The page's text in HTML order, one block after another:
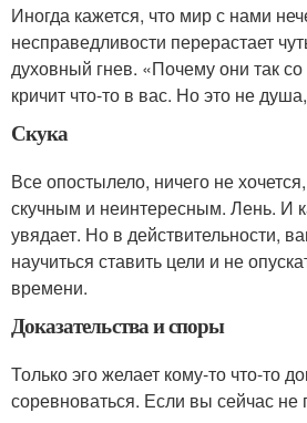
Иногда кажется, что мир с нами
несправедливости перерастает
духовный гнев. «Почему они так
кричит что-то в вас. Но это не
Скука
Все опостылело, ничего не
скучным и неинтересным. Лень. И
увядает. Но в действительности,
научиться ставить цели и не
времени.
Доказательства и споры
Только эго желает кому-то что-то
соревноваться. Если вы сейчас не